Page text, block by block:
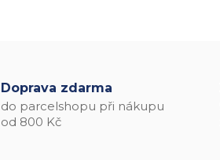
Doprava zdarma
do parcelshopu při nákupu
od 800 Kč